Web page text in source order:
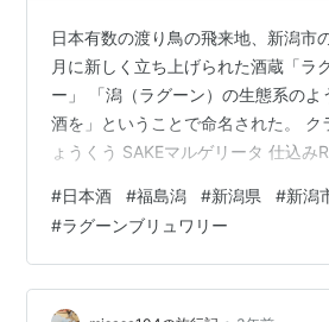
日本有数の渡り鳥の飛来地、新潟市
月に新しく立ち上げられた酒蔵「ラ
ー」 「潟（ラグーン）の生態系のよ
酒を」ということで命名された。 ク
ょうくう SAKEマルゲリータ 仕込み
翔空 しょうくう SAKE マルゲリータ
720ml 新潟県 ラグーンブリュワリー
Amazon クラフトサケ 翔空 しょう
仕込みR303 720ml ラグーンブリュ
#日本酒 #福島潟 #新潟県 #新潟
#ラグーンブリュワリー